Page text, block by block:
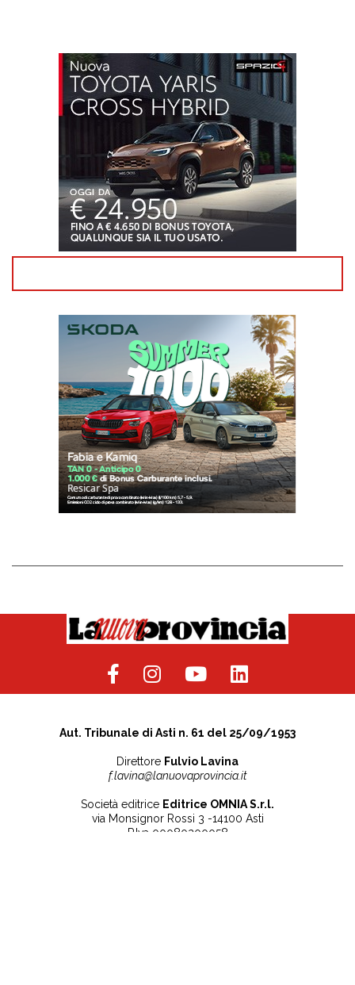
Aut. Tribunale di Asti n. 61 del 25/09/1953
Direttore Fulvio Lavina
f.lavina@lanuovaprovincia.it
Società editrice Editrice OMNIA S.r.l.
via Monsignor Rossi 3 -14100 Asti
P.Iva 00080200058